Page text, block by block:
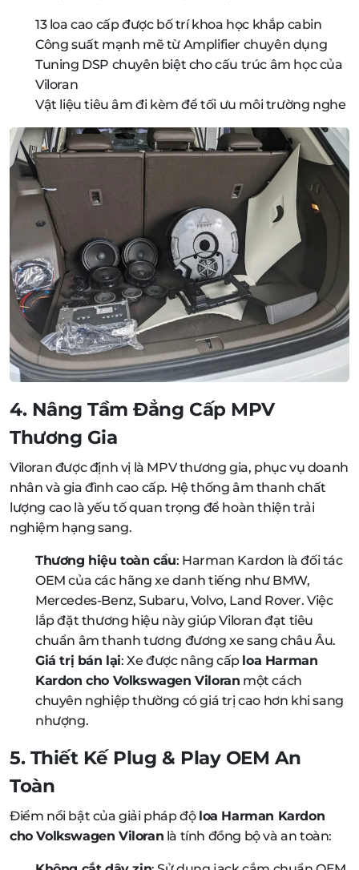
13 loa cao cấp được bố trí khoa học khắp cabin
Công suất mạnh mẽ từ Amplifier chuyên dụng
Tuning DSP chuyên biệt cho cấu trúc âm học của
Viloran
Vật liệu tiêu âm đi kèm để tối ưu môi trường nghe
4. Nâng Tầm Đẳng Cấp MPV
Thương Gia
Viloran được định vị là MPV thương gia, phục vụ doanh
nhân và gia đình cao cấp. Hệ thống âm thanh chất
lượng cao là yếu tố quan trọng để hoàn thiện trải
nghiệm hạng sang.
Thương hiệu toàn cầu: Harman Kardon là đối tác
OEM của các hãng xe danh tiếng như BMW,
Mercedes-Benz, Subaru, Volvo, Land Rover. Việc
lắp đặt thương hiệu này giúp Viloran đạt tiêu
chuẩn âm thanh tương đương xe sang châu Âu.
Giá trị bán lại: Xe được nâng cấp loa Harman
Kardon cho Volkswagen Viloran một cách
chuyên nghiệp thường có giá trị cao hơn khi sang
nhượng.
5. Thiết Kế Plug & Play OEM An
Toàn
Điểm nổi bật của giải pháp độ loa Harman Kardon
cho Volkswagen Viloran là tính đồng bộ và an toàn: